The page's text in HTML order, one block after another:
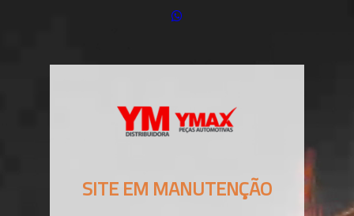
SITE EM MANUTENÇÃO